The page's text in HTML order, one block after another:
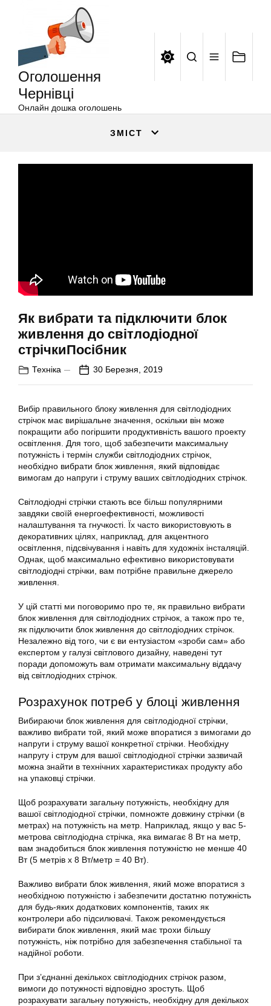
Оголошення
Чернівці
Онлайн дошка оголошень
ЗМІСТ
Як вибрати та підключити блок
живлення до світлодіодної
стрічкиПосібник
Техніка 30 Березня, 2019
Вибір правильного блоку живлення для світлодіодних
стрічок має вирішальне значення, оскільки він може
покращити або погіршити продуктивність вашого проекту
освітлення. Для того, щоб забезпечити максимальну
потужність і термін служби світлодіодних стрічок,
необхідно вибрати блок живлення, який відповідає
вимогам до напруги і струму ваших світлодіодних стрічок.
Світлодіодні стрічки стають все більш популярними
завдяки своїй енергоефективності, можливості
налаштування та гнучкості. Їх часто використовують в
декоративних цілях, наприклад, для акцентного
освітлення, підсвічування і навіть для художніх інсталяцій.
Однак, щоб максимально ефективно використовувати
світлодіодні стрічки, вам потрібне правильне джерело
живлення.
У цій статті ми поговоримо про те, як правильно вибрати
блок живлення для світлодіодних стрічок, а також про те,
як підключити блок живлення до світлодіодних стрічок.
Незалежно від того, чи є ви ентузіастом «зроби сам» або
експертом у галузі світлового дизайну, наведені тут
поради допоможуть вам отримати максимальну віддачу
від світлодіодних стрічок.
Розрахунок потреб у блоці живлення
Вибираючи блок живлення для світлодіодної стрічки,
важливо вибрати той, який може впоратися з вимогами до
напруги і струму вашої конкретної стрічки. Необхідну
напругу і струм для вашої світлодіодної стрічки зазвичай
можна знайти в технічних характеристиках продукту або
на упаковці стрічки.
Щоб розрахувати загальну потужність, необхідну для
вашої світлодіодної стрічки, помножте довжину стрічки (в
метрах) на потужність на метр. Наприклад, якщо у вас 5-
метрова світлодіодна стрічка, яка вимагає 8 Вт на метр,
вам знадобиться блок живлення потужністю не менше 40
Вт (5 метрів х 8 Вт/метр = 40 Вт).
Важливо вибрати блок живлення, який може впоратися з
необхідною потужністю і забезпечити достатню потужність
для будь-яких додаткових компонентів, таких як
контролери або підсилювачі. Також рекомендується
вибирати блок живлення, який має трохи більшу
потужність, ніж потрібно для забезпечення стабільної та
надійної роботи.
При з’єднанні декількох світлодіодних стрічок разом,
вимоги до потужності відповідно зростуть. Щоб
розрахувати загальну потужність, необхідну для декількох